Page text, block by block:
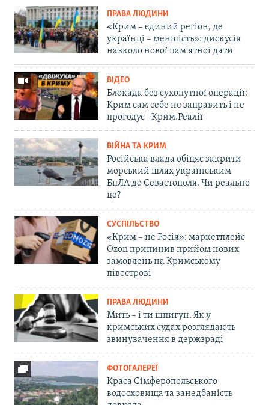
ПРАВА ЛЮДИНИ
«Крим – єдиний регіон, де
українці – меншість»: дискусія
навколо нової пам'ятної дати
ВІДЕО
Блокада без сухопутної операції:
Крим сам себе не заправить і не
прогодує | Крим.Реалії
ВІЙНА ТА КРИМ
Російська влада обіцяє закрити
морський шлях українським
БпЛА до Севастополя. Чи реально
це?
СУСПІЛЬСТВО
«Крим – не Росія»: маркетплейс
Ozon припинив прийом нових
замовлень на Кримському
півострові
ПРАВА ЛЮДИНИ
Мить – і ти шпигун. Як у
кримських судах розглядають
звинувачення в держзраді
ФОТОГАЛЕРЕЇ
Краса Сімферопольського
водосховища та занедбаність